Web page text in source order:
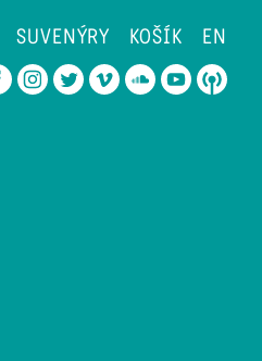
SUVENÝRY KOŠÍK EN